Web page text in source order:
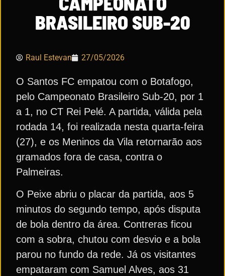
BRASILEIRO SUB-20
Raul Estevan 27/05/2026
O Santos FC empatou com o Botafogo,
pelo Campeonato Brasileiro Sub-20, por 1
a 1, no CT Rei Pelé. A partida, válida pela
rodada 14, foi realizada nesta quarta-feira
(27), e os Meninos da Vila retornarão aos
gramados fora de casa, contra o
Palmeiras.
O Peixe abriu o placar da partida, aos 5
minutos do segundo tempo, após disputa
de bola dentro da área. Contreras ficou
com a sobra, chutou com desvio e a bola
parou no fundo da rede. Já os visitantes
empataram com Samuel Alves, aos 31